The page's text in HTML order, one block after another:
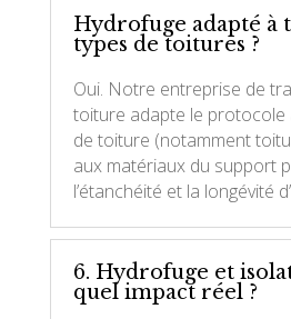
Hydrofuge adapté à
types de toitures ?
Oui. Notre entreprise de
toiture adapte le protocole
de toiture (notamment
aux matériaux du support
l’étanchéité et la longévité
6. Hydrofuge et
quel impact réel ?